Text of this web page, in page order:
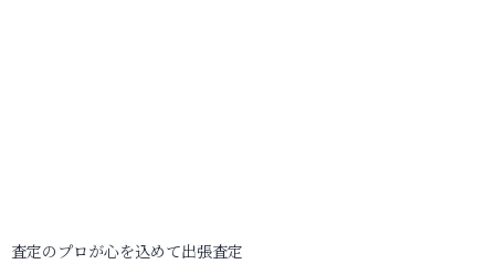
査定のプロが心を込めて出張査定